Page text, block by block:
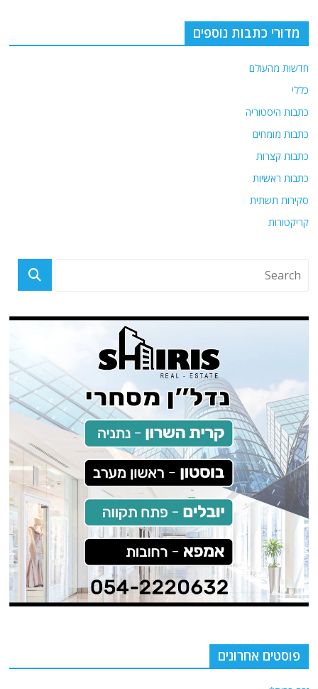
מדורי כתבות נוספים
חדשות מהעולם
כללי
כתבות היסטוריה
כתבות מומחים
כתבות קצרות
כתבות ראשיות
סקירות תשתית
קריקטורות
פוסטים אחרונים